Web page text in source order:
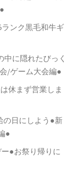
ンク黒毛和牛ギ
に隠れたびっく
/ゲーム大会編●
休まず営業しま
の日にしよう●新
●
●お祭り帰りに